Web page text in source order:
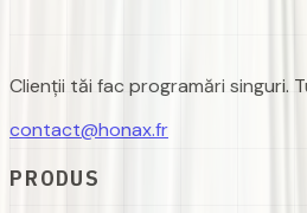
Clienții tăi fac programări singuri.
contact@honax.fr
PRODUS